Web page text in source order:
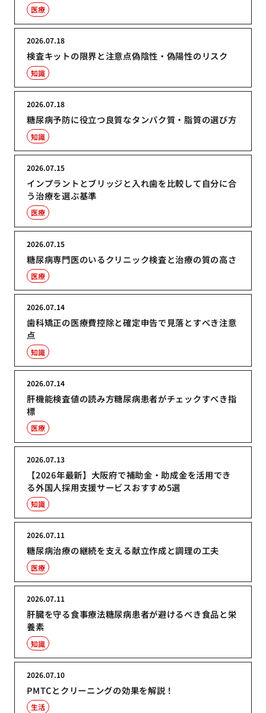
医療
検査キットの限界と注意点偽陰性・偽陽性のリスク
2026.07.18
知識
糖尿病予防に役立つ良質なタンパク質・脂質の選び方
2026.07.18
知識
インプラントとブリッジと入れ歯を比較して自分に合
う治療を選ぶ基準
2026.07.15
医療
糖尿病専門医のいるクリニック検査と治療の質の高さ
2026.07.15
医療
歯科矯正の医療費控除と確定申告で見落とすべき注意
点
2026.07.14
知識
肝機能検査値の読み方糖尿病患者がチェックすべき指
標
2026.07.14
医療
【2026年最新】大阪府で補助金・助成金を活用でき
る外国人採用支援サービスおすすめ5選
2026.07.13
知識
糖尿病治療の継続を支える献立作成と調理の工夫
2026.07.11
医療
肝臓を守る食事療法糖尿病患者が避けるべき食品と栄
養素
2026.07.11
知識
PMTCとクリーニングの効果を解説！
2026.07.10
生活